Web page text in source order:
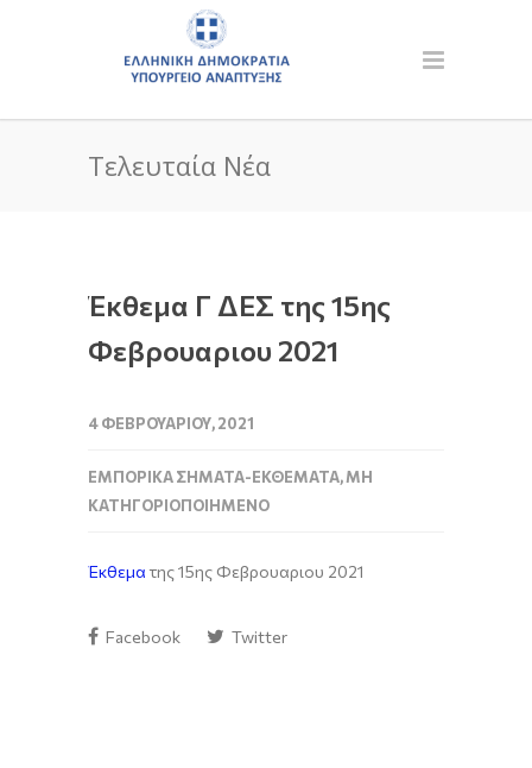
Τελευταία Νέα
Έκθεμα Γ ΔΕΣ της 15ης
Φεβρουαριου 2021
4 ΦΕΒΡΟΥΑΡΊΟΥ, 2021
ΕΜΠΟΡΙΚΆ ΣΉΜΑΤΑ-ΕΚΘΈΜΑΤΑ,ΜΗ
ΚΑΤΗΓΟΡΙΟΠΟΙΗΜΈΝΟ
Έκθεμα της 15ης Φεβρουαριου 2021
Facebook Twitter